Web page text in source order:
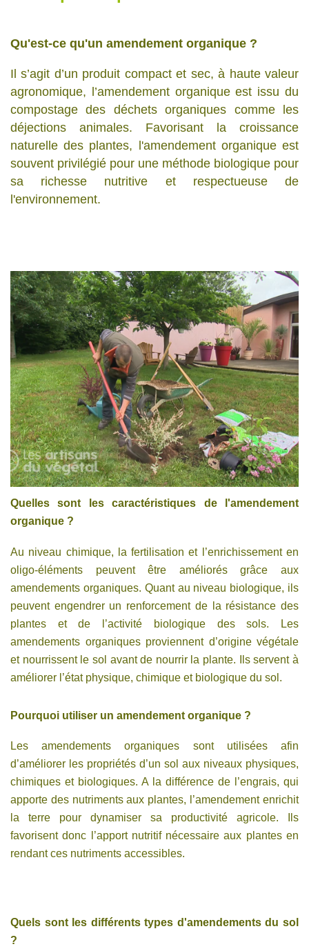
Qu'est-ce qu'un amendement organique ?
Il s’agit d’un produit compact et sec, à haute valeur
agronomique, l’amendement organique est issu du
compostage des déchets organiques comme les
déjections animales. Favorisant la croissance
naturelle des plantes, l'amendement organique est
souvent privilégié pour une méthode biologique pour
sa richesse nutritive et respectueuse de
l'environnement.
Quelles sont les caractéristiques de l'amendement
organique ?
Au niveau chimique, la fertilisation et l’enrichissement en
oligo-éléments peuvent être améliorés grâce aux
amendements organiques. Quant au niveau biologique, ils
peuvent engendrer un renforcement de la résistance des
plantes et de l’activité biologique des sols. Les
amendements organiques proviennent d’origine végétale
et nourrissent le sol avant de nourrir la plante. Ils servent à
améliorer l’état physique, chimique et biologique du sol.
Pourquoi utiliser un amendement organique ?
Les amendements organiques sont utilisées afin
d’améliorer les propriétés d’un sol aux niveaux physiques,
chimiques et biologiques. A la différence de l’engrais, qui
apporte des nutriments aux plantes, l’amendement enrichit
la terre pour dynamiser sa productivité agricole. Ils
favorisent donc l’apport nutritif nécessaire aux plantes en
rendant ces nutriments accessibles.
Quels sont les différents types d'amendements du sol
?